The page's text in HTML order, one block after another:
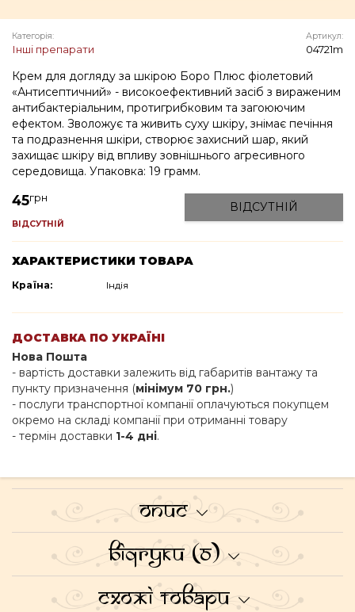
Категорія:
Інші препарати
Артикул:
04721m
Крем для догляду за шкірою Боро Плюс фіолетовий
«Антисептичний» - високоефективний засіб з вираженим
антибактеріальним, протигрибковим та загоюючим
ефектом. Зволожує та живить суху шкіру, знімає печіння
та подразнення шкіри, створює захисний шар, який
захищає шкіру від впливу зовнішнього агресивного
середовища. Упаковка: 19 грамм.
45грн
ВІДСУТНІЙ
ВІДСУТНІЙ
ХАРАКТЕРИСТИКИ ТОВАРА
Країна: Індія
ДОСТАВКА ПО УКРАЇНІ
Нова Пошта
- вартість доставки залежить від габаритів вантажу та
пункту призначення (мінімум 70 грн.)
- послуги транспортної компанії оплачуються покупцем
окремо на складі компанії при отриманні товару
- термін доставки 1-4 дні.
Опис
Відгуки (0)
Схожі товари